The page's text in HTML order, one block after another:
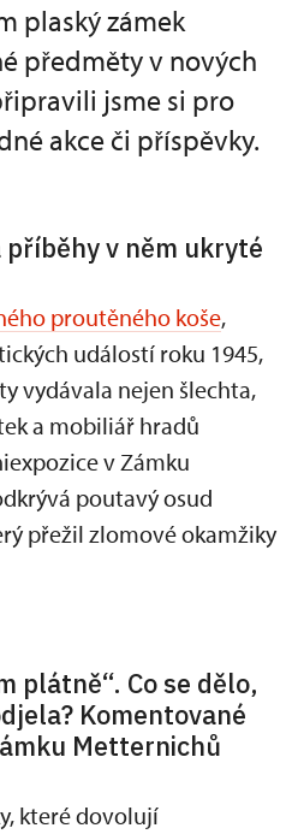
plaský zámek
předměty v nových
jsme si pro
akce či příspěvky.
příběhy v něm ukryté
proutěného koše,
událostí roku 1945,
vydávala nejen šlechta,
a mobiliář hradů
v Zámku
poutavý osud
přežil zlomové okamžiky
plátně“. Co se dělo,
Komentované
Metternichů
které dovolují